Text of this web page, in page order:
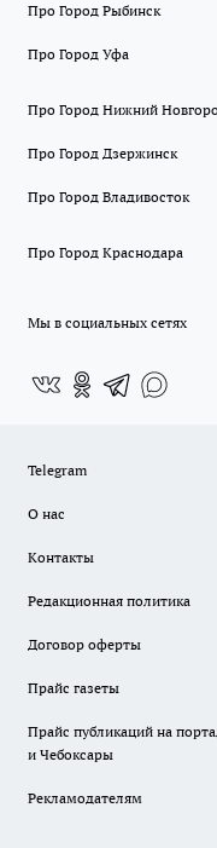
Про Город Рыбинск
Про Город Уфа
Про Город Нижний
Про Город Дзержинск
Про Город Владивосток
Про Город Краснодара
Мы в социальных сетях
Telegram
О нас
Контакты
Редакционная политика
Договор оферты
Прайс газеты
Прайс публикаций на
и Чебоксары
Рекламодателям